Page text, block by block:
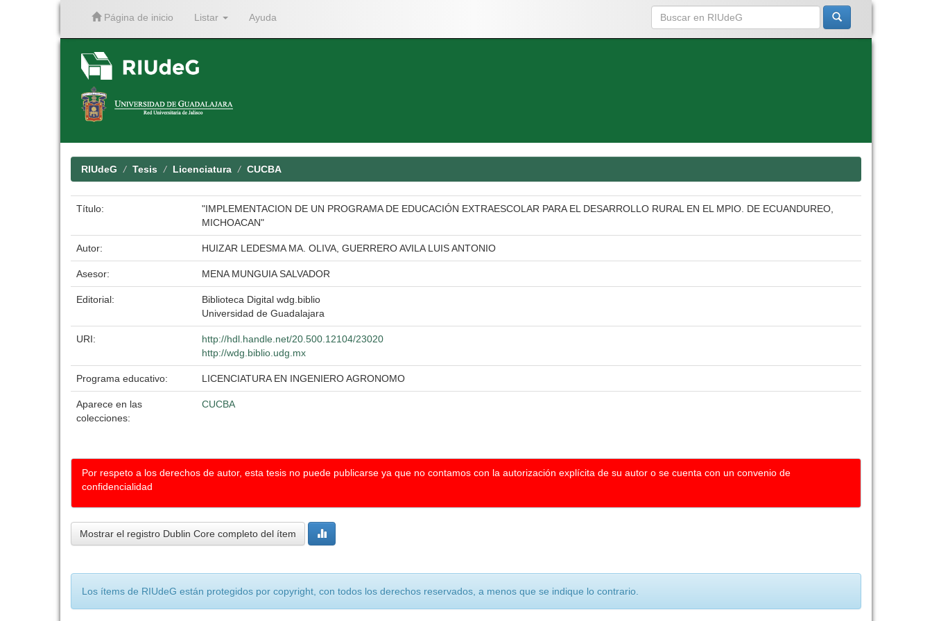
Página de inicio Listar Ayuda
RIUdeG Tesis Licenciatura CUCBA
Título:
"IMPLEMENTACION DE UN PROGRAMA DE EDUCACIÓN EXTRAESCOLAR PARA EL DESARROLLO RURAL EN EL MPIO. DE ECUANDUREO,
MICHOACAN"
Autor: HUIZAR LEDESMA MA. OLIVA, GUERRERO AVILA LUIS ANTONIO
Asesor: MENA MUNGUIA SALVADOR
Editorial:
Biblioteca Digital wdg.biblio
Universidad de Guadalajara
URI:
http://hdl.handle.net/20.500.12104/23020
http://wdg.biblio.udg.mx
Programa educativo: LICENCIATURA EN INGENIERO AGRONOMO
Aparece en las
colecciones:
CUCBA
Por respeto a los derechos de autor, esta tesis no puede publicarse ya que no contamos con la autorización explícita de su autor o se cuenta con un convenio de
confidencialidad
Mostrar el registro Dublin Core completo del ítem
Los ítems de RIUdeG están protegidos por copyright, con todos los derechos reservados, a menos que se indique lo contrario.